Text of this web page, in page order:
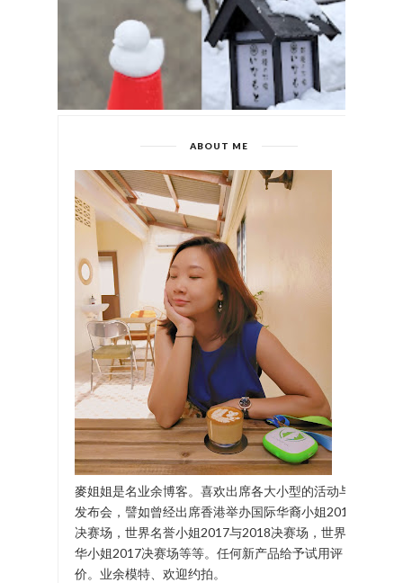
ABOUT ME
麥姐姐是名业余博客。喜欢出席各大小型的活动与
发布会，譬如曾经出席香港举办国际华裔小姐2017
决赛场，世界名誉小姐2017与2018决赛场，世界中
华小姐2017决赛场等等。任何新产品给予试用评
价。业余模特、欢迎约拍。